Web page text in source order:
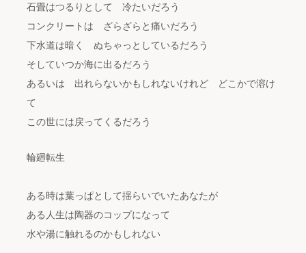
石畳はつるりとして 冷たいだろう
コンクリートは ざらざらと痛いだろう
下水道は暗く ぬちゃっとしているだろう
そしていつか海に出るだろう
あるいは 出れらないかもしれないけれど どこかで溶け
て
この世には戻ってくるだろう
輪廻転生
ある時は葉っぱとして揺らいでいたあなたが
ある人生は陶器のコップになって
水や湯に触れるのかもしれない